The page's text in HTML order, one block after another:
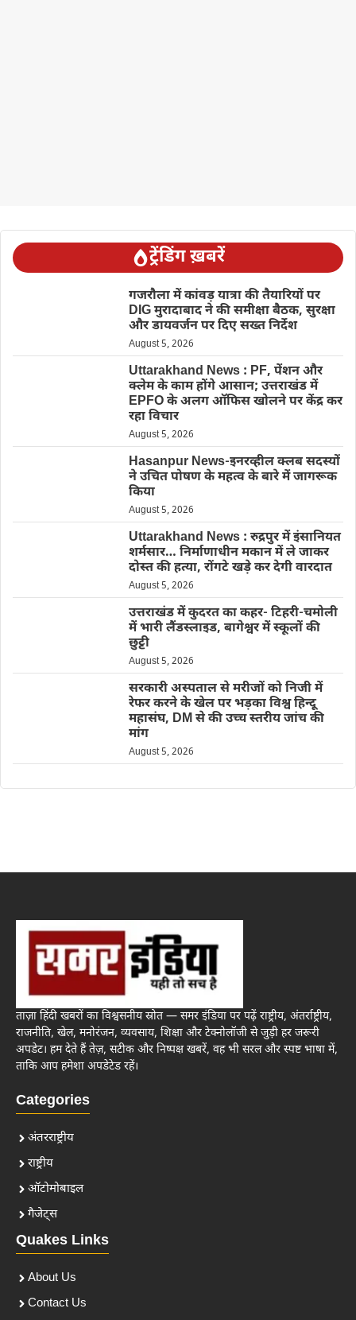
ट्रेंडिंग ख़बरें
गजरौला में कांवड़ यात्रा की तैयारियों पर
DIG मुरादाबाद ने की समीक्षा बैठक, सुरक्षा
और डायवर्जन पर दिए सख्त निर्देश
August 5, 2026
Uttarakhand News : PF, पेंशन और
क्लेम के काम होंगे आसान; उत्तराखंड में
EPFO के अलग ऑफिस खोलने पर केंद्र कर
रहा विचार
August 5, 2026
Hasanpur News-इनरव्हील क्लब सदस्यों
ने उचित पोषण के महत्व के बारे में जागरूक
किया
August 5, 2026
Uttarakhand News : रुद्रपुर में इंसानियत
शर्मसार… निर्माणाधीन मकान में ले जाकर
दोस्त की हत्या, रोंगटे खड़े कर देगी वारदात
August 5, 2026
उत्तराखंड में कुदरत का कहर- टिहरी-चमोली
में भारी लैंडस्लाइड, बागेश्वर में स्कूलों की
छुट्टी
August 5, 2026
सरकारी अस्पताल से मरीजों को निजी में
रेफर करने के खेल पर भड़का विश्व हिन्दू
महासंघ, DM से की उच्च स्तरीय जांच की
मांग
August 5, 2026
ताज़ा हिंदी खबरों का विश्वसनीय स्रोत — समर इंडिया पर पढ़ें राष्ट्रीय, अंतर्राष्ट्रीय,
राजनीति, खेल, मनोरंजन, व्यवसाय, शिक्षा और टेक्नोलॉजी से जुड़ी हर जरूरी
अपडेट। हम देते हैं तेज़, सटीक और निष्पक्ष खबरें, वह भी सरल और स्पष्ट भाषा में,
ताकि आप हमेशा अपडेटेड रहें।
Categories
अंतरराष्ट्रीय
राष्ट्रीय
ऑटोमोबाइल
गैजेट्स
Quakes Links
About Us
Contact Us